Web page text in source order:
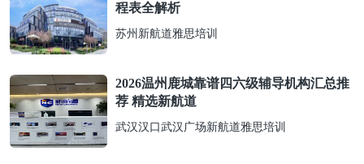
程表全解析
苏州新航道雅思培训
2026温州鹿城靠谱四六级辅导机构汇总推
荐 精选新航道
武汉汉口武汉广场新航道雅思培训